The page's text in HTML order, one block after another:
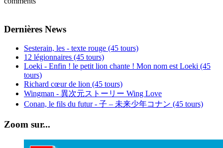
Dernières News
Sesterain, les - texte rouge (45 tours)
12 légionnaires (45 tours)
Loeki - Enfin ! le petit lion chante ! Mon nom est Loeki (45
tours)
Richard cœur de lion (45 tours)
Wingman - 異次元ストーリー Wing Love
Conan, le fils du futur - 子 – 未来少年コナン (45 tours)
Zoom sur...